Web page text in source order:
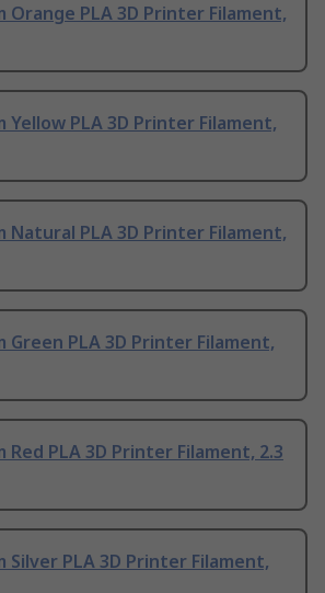
Orange PLA 3D Printer Filament,
Yellow PLA 3D Printer Filament,
Natural PLA 3D Printer Filament,
Green PLA 3D Printer Filament,
Red PLA 3D Printer Filament, 2.3
Silver PLA 3D Printer Filament,